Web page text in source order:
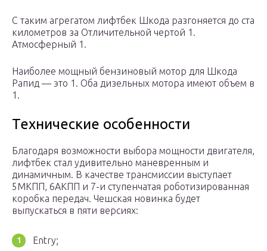
С таким агрегатом лифтбек Шкода разгоняется до ста
километров за Отличительной чертой 1.
Атмосферный 1.
Наиболее мощный бензиновый мотор для Шкода
Рапид — это 1. Оба дизельных мотора имеют объем в
1.
Технические особенности
Благодаря возможности выбора мощности двигателя,
лифтбек стал удивительно маневренным и
динамичным. В качестве трансмиссии выступает
5МКПП, 6АКПП и 7-и ступенчатая роботизированная
коробка передач. Чешская новинка будет
выпускаться в пяти версиях:
Entry;